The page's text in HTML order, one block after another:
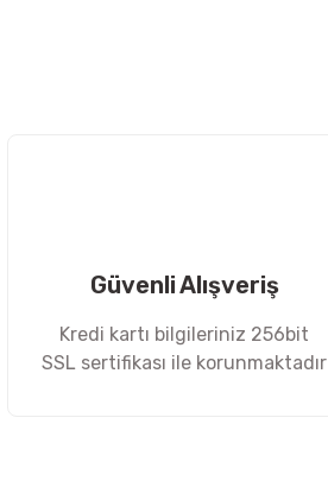
Güvenli Alışveriş
Kredi kartı bilgileriniz 256bit
SSL sertifikası ile korunmaktadır